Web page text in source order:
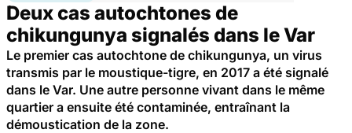
Deux cas autochtones de
chikungunya signalés dans le Var
Le premier cas autochtone de chikungunya, un virus
transmis par le moustique-tigre, en 2017 a été signalé
dans le Var. Une autre personne vivant dans le même
quartier a ensuite été contaminée, entraînant la
démoustication de la zone.